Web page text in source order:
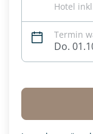
Hotel
Termin
Do.
Datenschutz &
Die Anfrage
geschickt. Mit
Kenntnis